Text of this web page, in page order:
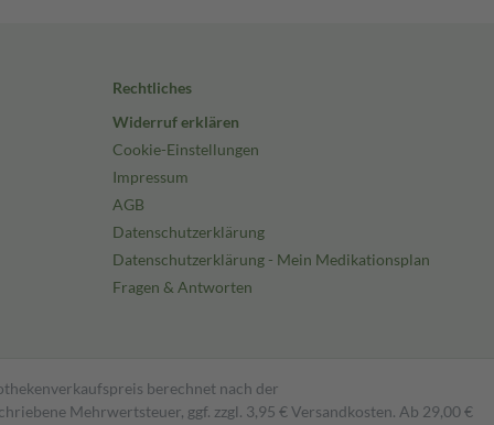
Rechtliches
Widerruf erklären
Cookie-Einstellungen
Impressum
AGB
Datenschutzerklärung
Datenschutzerklärung - Mein Medikationsplan
Fragen & Antworten
berechnet nach der
Mehrwertsteuer, ggf. zzgl. 3,95 € Versandkosten. Ab 29,00 €